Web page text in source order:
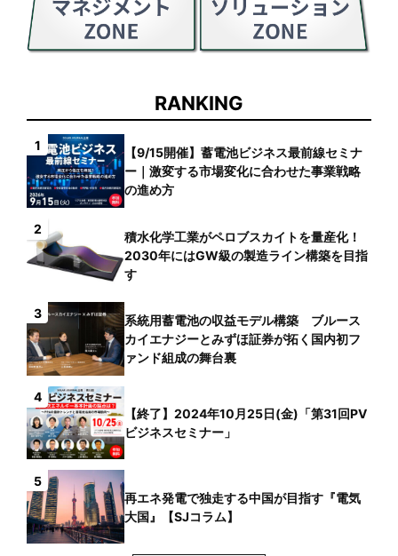
RANKING
1
【9/15開催】蓄電池ビジネス最前線セミナ
ー｜激変する市場変化に合わせた事業戦略
の進め方
2
積水化学工業がペロブスカイトを量産化！
2030年にはGW級の製造ライン構築を目指
す
3
系統用蓄電池の収益モデル構築 ブルース
カイエナジーとみずほ証券が拓く国内初フ
ァンド組成の舞台裏
4
【終了】2024年10月25日(金)「第31回PV
ビジネスセミナー」
5
再エネ発電で独走する中国が目指す『電気
大国』【SJコラム】